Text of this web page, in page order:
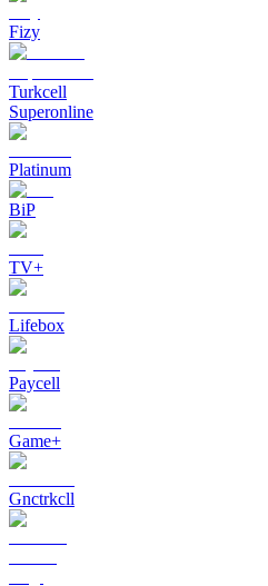
Fizy
Turkcell
Superonline
Platinum
BiP
TV+
Lifebox
Paycell
Game+
Gnctrkcll